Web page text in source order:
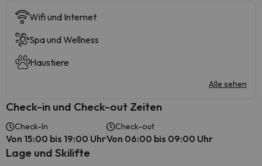
Wifi und Internet
Spa und Wellness
Haustiere
Alle sehen
Check-in und Check-out Zeiten
Check-In
Von 15:00 bis 19:00 Uhr
Check-out
Von 06:00 bis 09:00 Uhr
Lage und Skilifte